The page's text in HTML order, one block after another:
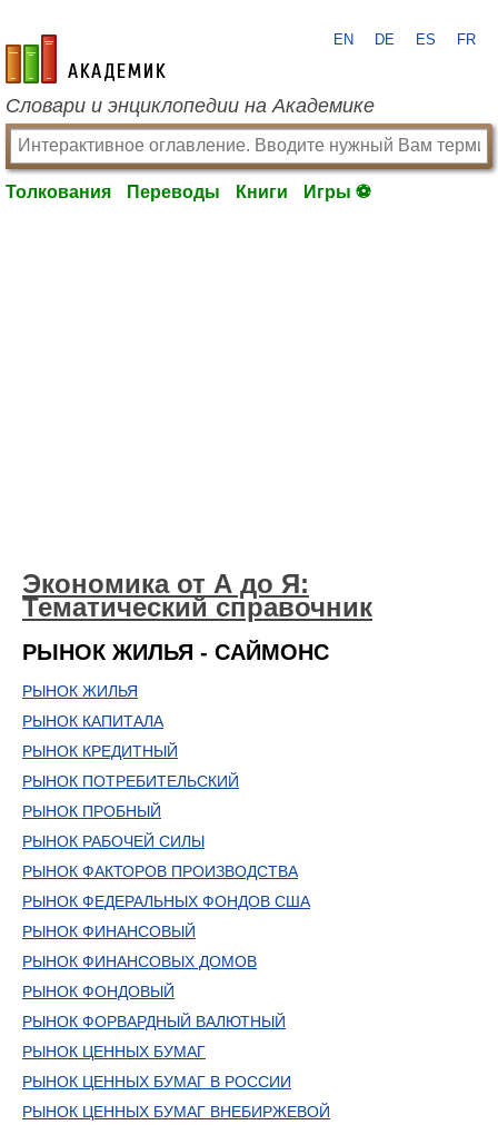
academic.ru
EN DE ES FR
Словари и энциклопедии на Академике
Толкования Переводы Книги Игры ⚽
Экономика от А до Я:
Тематический справочник
РЫНОК ЖИЛЬЯ - САЙМОНС
РЫНОК ЖИЛЬЯ
РЫНОК КАПИТАЛА
РЫНОК КРЕДИТНЫЙ
РЫНОК ПОТРЕБИТЕЛЬСКИЙ
РЫНОК ПРОБНЫЙ
РЫНОК РАБОЧЕЙ СИЛЫ
РЫНОК ФАКТОРОВ ПРОИЗВОДСТВА
РЫНОК ФЕДЕРАЛЬНЫХ ФОНДОВ США
РЫНОК ФИНАНСОВЫЙ
РЫНОК ФИНАНСОВЫХ ДОМОВ
РЫНОК ФОНДОВЫЙ
РЫНОК ФОРВАРДНЫЙ ВАЛЮТНЫЙ
РЫНОК ЦЕННЫХ БУМАГ
РЫНОК ЦЕННЫХ БУМАГ В РОССИИ
РЫНОК ЦЕННЫХ БУМАГ ВНЕБИРЖЕВОЙ